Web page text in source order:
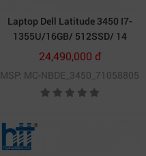
Laptop Dell Latitude 3450 I7-
1355U/16GB/ 512SSD/ 14
ICNH FHD/UBUNTU
LINUX/1Y/ 71058805
24,490,000 đ
MSP: MC-NBDE_3450_71058805